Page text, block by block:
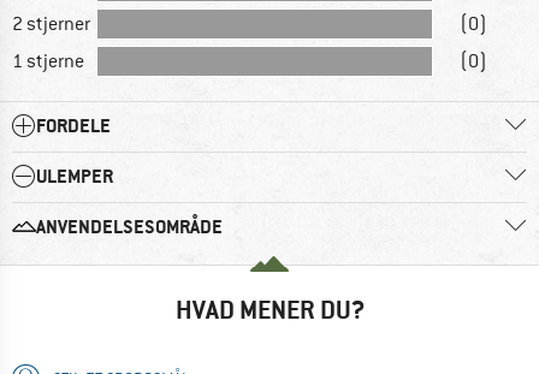
2 stjerner
(0)
1 stjerne
(0)
FORDELE
ULEMPER
ANVENDELSESOMRÅDE
HVAD MENER DU?